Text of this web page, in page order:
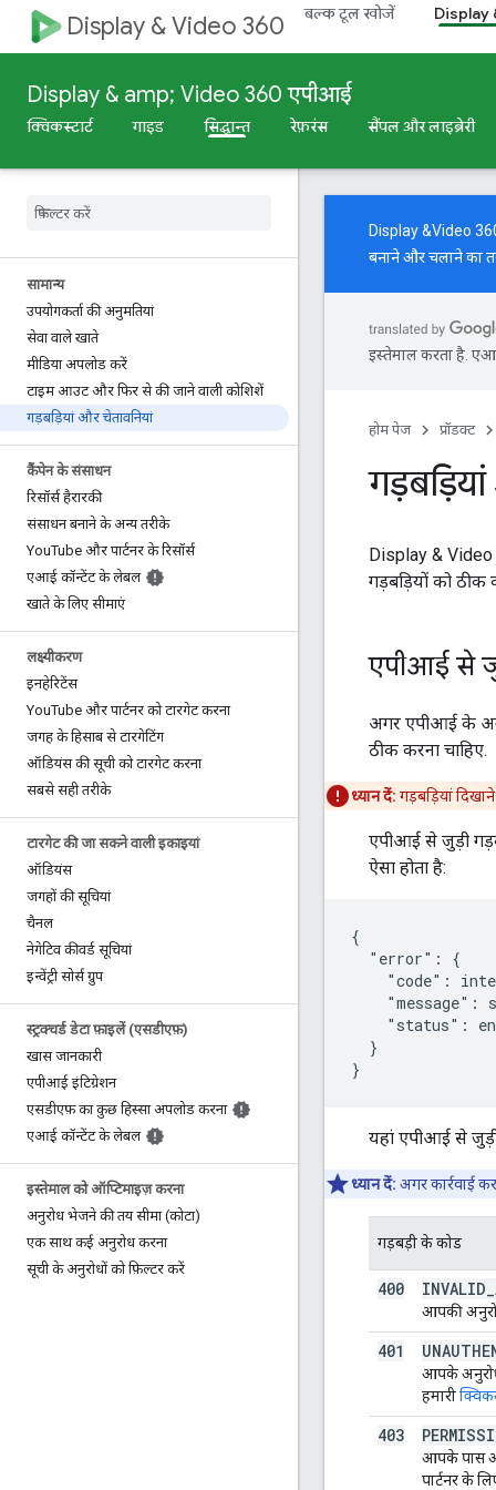
Display & Video 360 बल्क टूल खोजें Display
Display & amp; Video 360 एपीआई
क्विकस्टार्ट गाइड सिद्धान्त रेफ़रंस सैंपल और लाइब्रेरी
सामान्य
उपयोगकर्ता की अनुमतियां
सेवा वाले खाते
मीडिया अपलोड करें
टाइम आउट और फिर से की जाने वाली कोशिशें
गड़बड़ियां और चेतावनियां
कैंपेन के संसाधन
रिसॉर्स हैरारकी
संसाधन बनाने के अन्य तरीके
YouTube और पार्टनर के रिसॉर्स
एआई कॉन्टेंट के लेबल
खाते के लिए सीमाएं
लक्ष्यीकरण
इनहेरिटेंस
YouTube और पार्टनर को टारगेट करना
जगह के हिसाब से टारगेटिंग
ऑडियंस की सूची को टारगेट करना
सबसे सही तरीके
टारगेट की जा सकने वाली इकाइयां
ऑडियंस
जगहों की सूचियां
चैनल
नेगेटिव कीवर्ड सूचियां
इन्वेंट्री सोर्स ग्रुप
स्ट्रक्चर्ड डेटा फ़ाइलें (एसडीएफ़)
खास जानकारी
एपीआई इंटिग्रेशन
एसडीएफ़ का कुछ हिस्सा अपलोड करना
एआई कॉन्टेंट के लेबल
इस्तेमाल को ऑप्टिमाइज़ करना
अनुरोध भेजने की तय सीमा (कोटा)
एक साथ कई अनुरोध करना
सूची के अनुरोधों को फ़िल्टर करें
Display &Video
बनाने और चलाने का
इस्तेमाल करता है.
होम पेज प्रॉडक्ट
Display &
गड़बड़ियों को ठीक
एपीआई से
अगर एपीआई के
ठीक करना चाहिए.
ध्यान दें: गड़बड़ियां
एपीआई से जुड़ी
ऐसा होता है:
{
  "error": {
"code":
"message":
"status":
  }
यहां एपीआई से
ध्यान दें: अगर कार्रवाई
गड़बड़ी के कोड
400 INVALID
आपकी
401
आपके अनुरोध
हमारी
403
आपके पास
पार्टनर के